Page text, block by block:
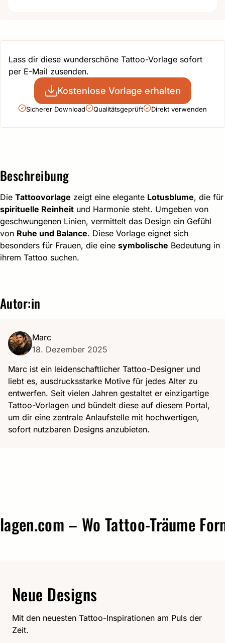
Lass dir diese wunderschöne Tattoo-Vorlage sofort
per E-Mail zusenden.
Kostenlose Vorlage erhalten
Sicherer Download Qualitätsgeprüft Direkt verwenden
Beschreibung
Die Tattoovorlage zeigt eine elegante Lotusblume, die für
spirituelle Reinheit und Harmonie steht. Umgeben von
geschwungenen Linien, vermittelt das Design ein Gefühl
von Ruhe und Balance. Diese Vorlage eignet sich
besonders für Frauen, die eine symbolische Bedeutung in
ihrem Tattoo suchen.
Autor:in
Marc
18. Dezember 2025
Marc ist ein leidenschaftlicher Tattoo-Designer und
liebt es, ausdrucksstarke Motive für jedes Alter zu
entwerfen. Seit vielen Jahren gestaltet er einzigartige
Tattoo-Vorlagen und bündelt diese auf diesem Portal,
um dir eine zentrale Anlaufstelle mit hochwertigen,
sofort nutzbaren Designs anzubieten.
– Wo Tattoo-Träume Form
Neue Designs
Mit den neuesten Tattoo-Inspirationen am Puls der
Zeit.